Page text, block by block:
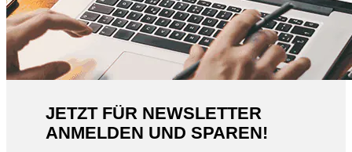
JETZT FÜR NEWSLETTER
ANMELDEN UND SPAREN!